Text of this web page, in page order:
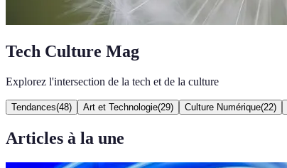
Tech Culture Mag
Explorez l'intersection de la tech et de la culture
Tendances(48) Art et Technologie(29) Culture Numérique(22)
Articles à la une